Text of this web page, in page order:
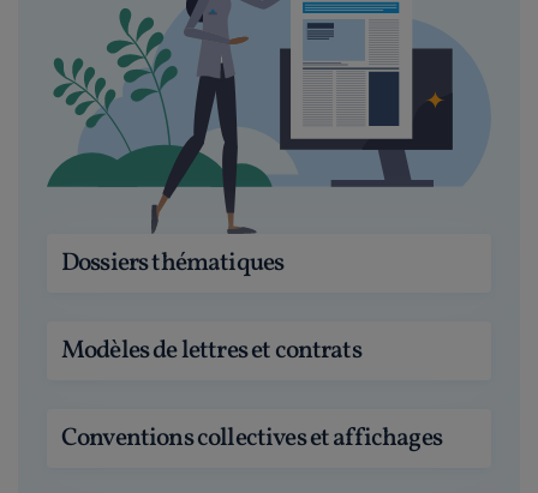
Dossiers thématiques
Modèles de lettres et contrats
Conventions collectives et affichages